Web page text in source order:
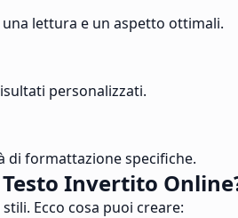
lettura e un aspetto ottimali.
personalizzati.
di formattazione specifiche.
Invertito
Ecco cosa puoi creare: